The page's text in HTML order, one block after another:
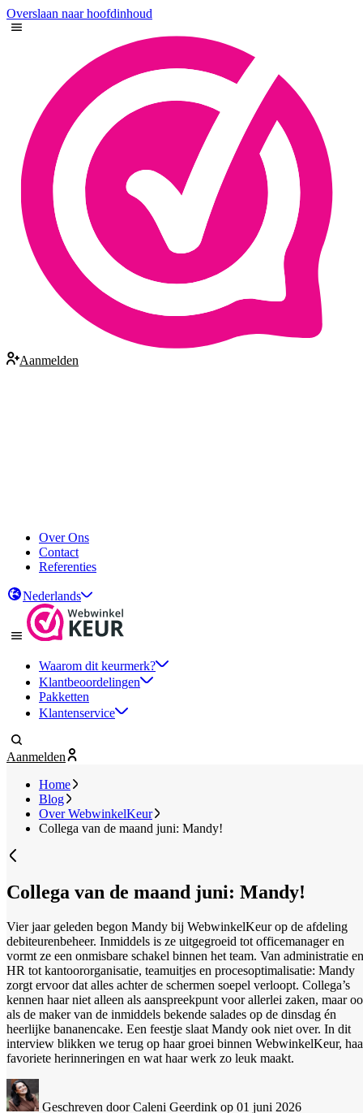
Overslaan naar hoofdinhoud
Aanmelden
Over Ons
Contact
Referenties
Nederlands
Waarom dit keurmerk?
Klantbeoordelingen
Pakketten
Klantenservice
Aanmelden
Home
Blog
Over WebwinkelKeur
Collega van de maand juni: Mandy!
Collega van de maand juni: Mandy!
Vier jaar geleden begon Mandy bij WebwinkelKeur op de afdeling
debiteurenbeheer. Inmiddels is ze uitgegroeid tot officemanager en
vormt ze een onmisbare schakel binnen het team. Van administratie en
HR tot kantoororganisatie, teamuitjes en procesoptimalisatie: Mandy
zorgt ervoor dat alles achter de schermen soepel verloopt. Collega’s
kennen haar niet alleen als aanspreekpunt voor allerlei zaken, maar
als de maker van de inmiddels bekende salades op de dinsdag én
heerlijke bananencake. Een feestje slaat Mandy ook niet over. In dit
interview blikken we terug op haar groei binnen WebwinkelKeur,
favoriete herinneringen en wat haar werk zo leuk maakt.
Geschreven door Caleni Geerdink op 01 juni 2026